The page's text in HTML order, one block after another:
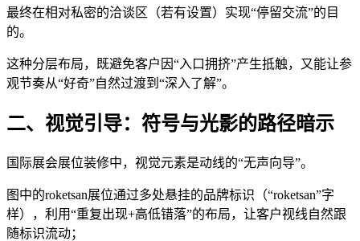
最终在相对私密的洽谈区（若有设置）实现“停留交流”的目
的。
这种分层布局，既避免客户因“入口拥挤”产生抵触，又能让参
观节奏从“好奇”自然过渡到“深入了解”。
二、视觉引导：符号与光影的路径暗示
国际展会展位装修中，视觉元素是动线的“无声向导”。
图中的roketsan展位通过多处悬挂的品牌标识（“roketsan”字
样），利用“重复出现+高低错落”的布局，让客户视线自然跟
随标识流动；